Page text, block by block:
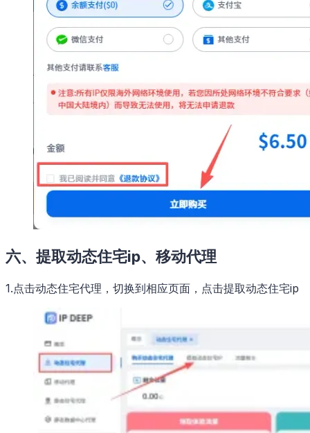
六、提取动态住宅ip、移动代理
1.点击动态住宅代理，切换到相应页面，点击提取动态住宅ip